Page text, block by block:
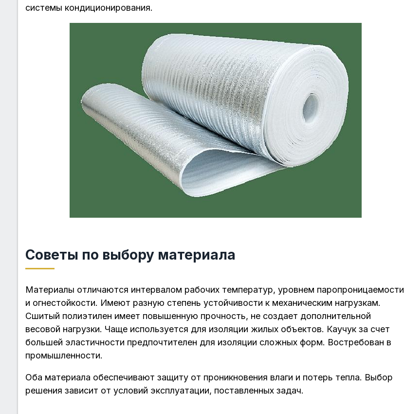
системы кондиционирования.
Советы по выбору материала
Материалы отличаются интервалом рабочих температур, уровнем паропроницаемости
и огнестойкости. Имеют разную степень устойчивости к механическим нагрузкам.
Сшитый полиэтилен имеет повышенную прочность, не создает дополнительной
весовой нагрузки. Чаще используется для изоляции жилых объектов. Каучук за счет
большей эластичности предпочтителен для изоляции сложных форм. Востребован в
промышленности.
Оба материала обеспечивают защиту от проникновения влаги и потерь тепла. Выбор
решения зависит от условий эксплуатации, поставленных задач.